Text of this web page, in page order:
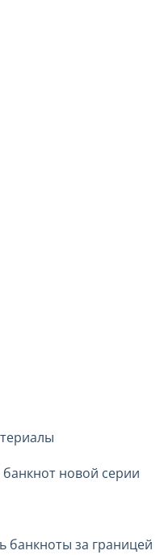
новой серии
банкноты за границей